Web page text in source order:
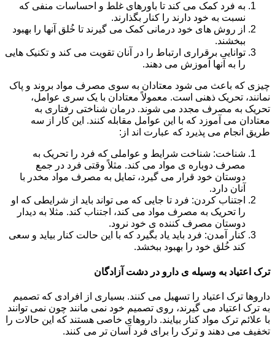
به فرد کمک می کند تا باورهای غلط و احساسات منفی که
نسبت به خود دارند را کنار بگذارند.
از روش های خود درمانی کمک می گیرند تا خُلق آنها را بهبود
ببخشند.
توانایی برقراری ارتباط را در آنان تقویت می کند و تکنیک هایی
را به آنها آموزش می دهند.
چیزی که باعث می شود معتادان به سوی مصرف مواد بروند و پاک
نمانند، تحریک ذهنی است. معمولاً معتادان با یک سری عوامل،
تحریک به مصرف مجدد می شوند. درمان شناختی رفتاری به
معتادان می آموزد که با این عوامل مقابله کنند. این کار از سه
طریق انجام می پذیرد که عبارت اند از:
شناخت: شناخت شرایط و عواملی که فرد را تحریک به
مصرف دوباره ی مواد می کند. مثلاً وقتی فرد در جمع
دوستان خود قرار می گیرد، تمایل به مصرف مواد مخدر با
آنان دارد.
اجتناب کردن: فرد تا جایی که می تواند باید از شرایطی که او
را تحریک به مصرف مواد می کند، اجتناب کند. مثلا به دیدار
دوستان مصرف کننده ی خود نرود.
کنار آمدن: فرد باید یاد بگیرد که با این حالت کنار بیاید و سعی
کند خُلق خود را بهبود ببخشد.
ترک اعتیاد به وسیله ی دارو در دشت آزادگان
داروها ترک اعتیاد را تسهیل می کنند. بسیاری از افرادی که تصمیم
به ترک اعتیاد می گیرند، روی تصمیم خود نمی مانند چون نمی توانند
با علائم ترک مواد کنار بیایند. داروهای خاصی هستند که این حالات را
تخفیف می دهند و ترک را برای فرد آسان تر می کنند.